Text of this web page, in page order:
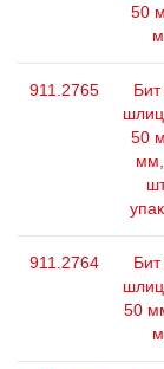
50
911.2765
50
911.2764
50